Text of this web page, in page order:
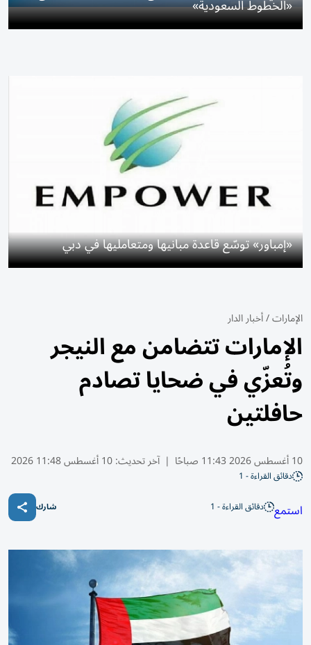
«الخطوط السعودية»
«إمباور» توسّع قاعدة مبانيها ومتعامليها في دبي
الإمارات/أخبار الدار
الإمارات تتضامن مع النيجر
وتُعزّي في ضحايا تصادم
حافلتين
10 أغسطس 2026 11:43 صباحًا | آخر تحديث:10 أغسطس 11:48 2026
دقائق القراءة - 1
استمع دقائق القراءة - 1 شارك